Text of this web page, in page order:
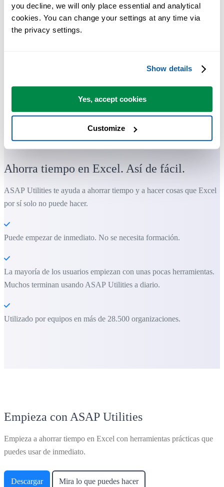
you decline, we will only place essential and analytical
cookies. You can change your settings at any time via
the privacy settings.
Show details
Yes, accept cookies
Customize
Herramientas prácticas que muchos usuarios desearían tener en Excel.
Ahorra tiempo en Excel. Así de fácil.
ASAP Utilities te ayuda a ahorrar tiempo y a hacer cosas que Excel
por sí solo no puede hacer.
Puede empezar de inmediato. No se necesita formación.
La mayoría de los usuarios empiezan con unas pocas herramientas.
Muchos terminan usando ASAP Utilities a diario.
Utilizado por equipos en más de 28.500 organizaciones.
Empieza con ASAP Utilities
Empieza a ahorrar tiempo en Excel con herramientas prácticas que
puedes usar de inmediato.
Descargar Mira lo que puedes hacer